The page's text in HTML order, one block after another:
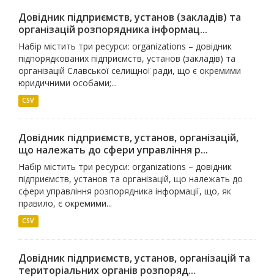
Довідник підприємств, установ (закладів) та
організацій розпорядника інформац...
Набір містить три ресурси: organizations – довідник
підпорядкованих підприємств, установ (закладів) та
організацій Славської селищної ради, що є окремими
юридичними особами;...
CSV
Довідник підприємств, установ, організацій,
що належать до сфери управління р...
Набір містить три ресурси: organizations – довідник
підприємств, установ та організацій, що належать до
сфери управління розпорядника інформації, що, як
правило, є окремими...
CSV
Довідник підприємств, установ, організацій та
територіальних органів розпоряд...